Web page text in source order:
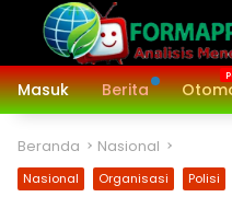
Langsung
konten
Masuk
Berita
Beranda Nasional
Nasional Organisasi Polisi